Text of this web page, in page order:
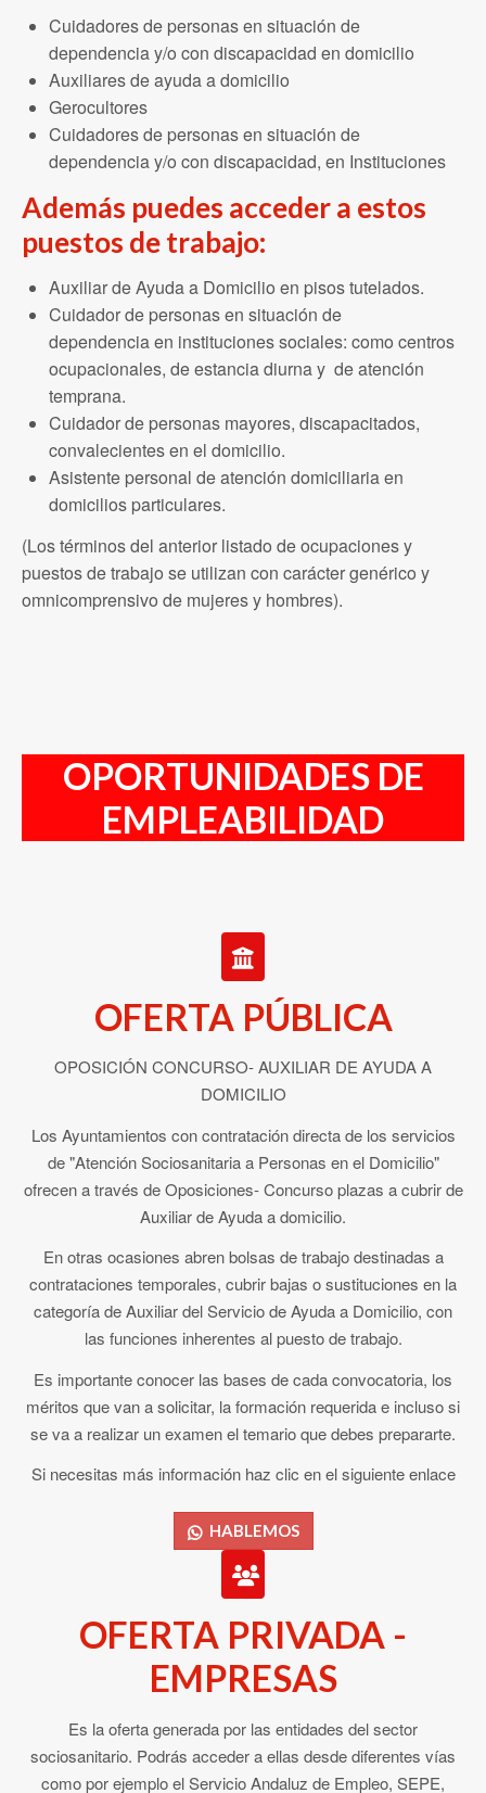
Cuidadores de personas en situación de
dependencia y/o con discapacidad en domicilio
Auxiliares de ayuda a domicilio
Gerocultores
Cuidadores de personas en situación de
dependencia y/o con discapacidad, en Instituciones
Además puedes acceder a estos
puestos de trabajo:
Auxiliar de Ayuda a Domicilio en pisos tutelados.
Cuidador de personas en situación de
dependencia en instituciones sociales: como centros
ocupacionales, de estancia diurna y de atención
temprana.
Cuidador de personas mayores, discapacitados,
convalecientes en el domicilio.
Asistente personal de atención domiciliaria en
domicilios particulares.
(Los términos del anterior listado de ocupaciones y
puestos de trabajo se utilizan con carácter genérico y
omnicomprensivo de mujeres y hombres).
OPORTUNIDADES DE
EMPLEABILIDAD
OFERTA PÚBLICA
OPOSICIÓN CONCURSO- AUXILIAR DE AYUDA A
DOMICILIO
Los Ayuntamientos con contratación directa de los servicios
de "Atención Sociosanitaria a Personas en el Domicilio"
ofrecen a través de Oposiciones- Concurso plazas a cubrir de
Auxiliar de Ayuda a domicilio.
En otras ocasiones abren bolsas de trabajo destinadas a
contrataciones temporales, cubrir bajas o sustituciones en la
categoría de Auxiliar del Servicio de Ayuda a Domicilio, con
las funciones inherentes al puesto de trabajo.
Es importante conocer las bases de cada convocatoria, los
méritos que van a solicitar, la formación requerida e incluso si
se va a realizar un examen el temario que debes prepararte.
Si necesitas más información haz clic en el siguiente enlace
HABLEMOS
OFERTA PRIVADA -
EMPRESAS
Es la oferta generada por las entidades del sector
sociosanitario. Podrás acceder a ellas desde diferentes vías
como por ejemplo el Servicio Andaluz de Empleo, SEPE,